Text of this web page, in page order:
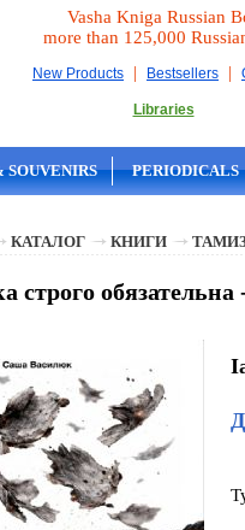
Vasha Kniga Russian
more than 125,000
New Products | Bestsellers |
Libraries
SOUVENIRS PERIODICALS
КАТАЛОГ КНИГИ
строго